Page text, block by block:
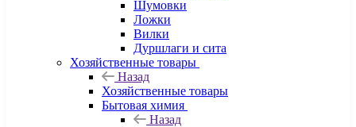
Шумовки
Ложки
Вилки
Дуршлаги и сита
Хозяйственные товары
Назад
Хозяйственные товары
Бытовая химия
Назад